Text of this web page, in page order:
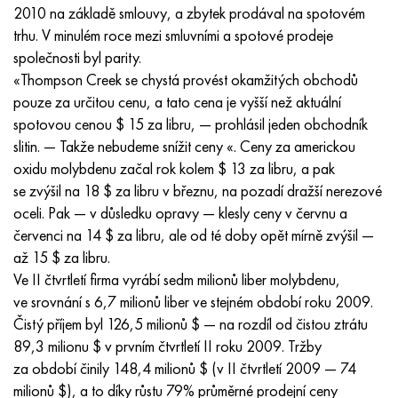
2010 na základě smlouvy, a zbytek prodával na spotovém
trhu. V minulém roce mezi smluvními a spotové prodeje
společnosti byl parity.
«Thompson Creek se chystá provést okamžitých obchodů
pouze za určitou cenu, a tato cena je vyšší než aktuální
spotovou cenou $ 15 za libru, — prohlásil jeden obchodník
slitin. — Takže nebudeme snížit ceny «. Ceny za americkou
oxidu molybdenu začal rok kolem $ 13 za libru, a pak
se zvýšil na 18 $ za libru v březnu, na pozadí dražší nerezové
oceli. Pak — v důsledku opravy — klesly ceny v červnu a
červenci na 14 $ za libru, ale od té doby opět mírně zvýšil —
až 15 $ za libru.
Ve II čtvrtletí firma vyrábí sedm milionů liber molybdenu,
ve srovnání s 6,7 milionů liber ve stejném období roku 2009.
Čistý příjem byl 126,5 milionů $ — na rozdíl od čistou ztrátu
89,3 milionu $ v prvním čtvrtletí II roku 2009. Tržby
za období činily 148,4 milionů $ (v II čtvrtletí 2009 — 74
milionů $), a to díky růstu 79% průměrné prodejní ceny
Inconel 693
Inconel 706
Inconel 718
Inconel 725
Inconel 738
Inconel 792
Inconel X 750
Inconel HX
40 KHNM
Slitina 40HNYU-VI
Slitina 42N, Invar
42НХТЮ
44NKhTYu
Slitina 45N
45 НХТ
KhN56MVKYU
KhN56MVTYu
XN56MBYUD
HN 58V
XN60VMTYUR
XH60VT
XH60M
XN60YU
BT-14
VT18, VT18U
BT20
VT20-1 sv
VT20-2 sv
BT22
BT-23
Ti-6Al-6V-2Sn
Ti-6Al-2Sn-4Zr-2Mo
Ti-6Al-2Sn-4Zr-6Mo
Ti-8Al-1Mo-1V
Ti-10V-2Fe-3Al
Ti-15V-3Cr-3Sn-3Al
Alfa-Beta slitiny titanu
Slitina niklu a titanu
1,4910 - AISI 316Ln
1,4919-aisi 316h
Slitina 1,4922
Slitina 1,4923
Slitina 286 - 1,4944
Aisi 347H - 1,4961
Slitina A-286
Potrubí žáruvzdorné Žáruvzdorné
Slitina 1,4418
1,4429 - AISI 316Ln
Slitina 1,4430
Slitina 1,4432
Slitina 1,4435
Slitina 1,4436
1.4438 - AISI 317L
1.4439 - AISI 317LMn
1.4008 - AISI 414
1.4512 - AISI 409
08H17H15M3Т
08X18N12B
08H21H6M2Т
09x14n19v2br
10X11H20T2R
10x11n20t3r
10х11н23т3мр
10H14G14N4T
C95300, CuAl9
C62300-CuAl10Fe3
C62400-CuAl11Fe3
Nikl hliníkový bronz
c63000, 2,0966, CuAl10Ni5Fe4
c95500, 2,0975, CuAI10Fe5Ni5
C95800, 2,0975, CuAl10Ni
C95520, CuAl11Ni
Lo70-1, CuZn28Sn1As, c44300
Lo90-1, C41000
Lc40s, CuZn37AI1, C85800
LMC58-2, 2,0572, CuZn40Mn2
LC59-1-1
LAZH60-1-1
LK80-3
C37700, 2,0380, CuZn39Pb2
C38500, 2,0401, CuZn39Pb3
C38010, 2.0402, CuZn40Pb2
C35330, CuZn36Pb2As, cw602n
Hliníková mosaz
CuZn37Mn3Al2PbSi, CuZn40Al2, 2,0550
C68700, CuZn20Al2
C86300, CuZn19Al6
Vak4
Vd1, 1105
Swa5
AlCuMg1, 3,1325
AlCuMg2, 3,1355
18X11MNFB, X22CrMoV12-1
20K, p265gh, st41k
30X3MF, 31CrMoV9
Tepelně odolná relaxační ocel
30XM, 25CrMo4, 1,7218
25X1MF, 21CrMoV5-7
25X2M1F, 24CrMoV5-5
35XM, 34CrMo4
Nízkolegovaná konstrukční ocel
09G2S, 13mn6, 09g2s
14G2, 17mn4, p295gh
16 g, 15 g
16G2AF, p460n, s420n
17G1S, s355j2g3
17G1S-U, St52-3, s355j0
35G2, 35s20
6XS, 60MnSi4, 6hs
9ХВГ, 100MnCrW4
X6VF, X100CrMoV5-1, 1.2363
X12, X210Cr12, 1,2080
X12M, X165CrMoV12, 1.2601
Kh12MF, K110, ocel D2
X12F1, X155CrVMo12-1, Nc11Lv
rychlé řezání